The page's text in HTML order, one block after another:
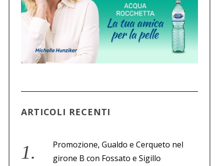
ARTICOLI RECENTI
Promozione, Gualdo e Cerqueto nel
girone B con Fossato e Sigillo